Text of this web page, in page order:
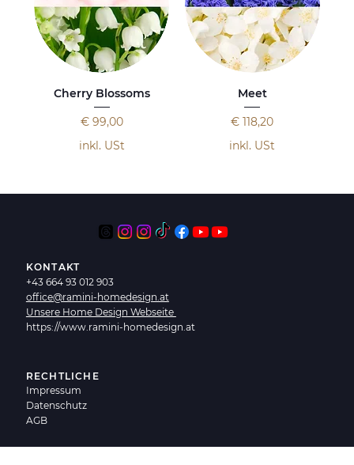
Cherry Blossoms
Preis
€ 99,00
inkl. USt
Meet
Preis
€ 118,20
inkl. USt
KONTAKT
+43 664 93 012 903
office@ramini-homedesign.at
Unsere Home Design Webseite
https://www.ramini-homedesign.at
RECHTLICHE
Impressum
Datenschutz
AGB